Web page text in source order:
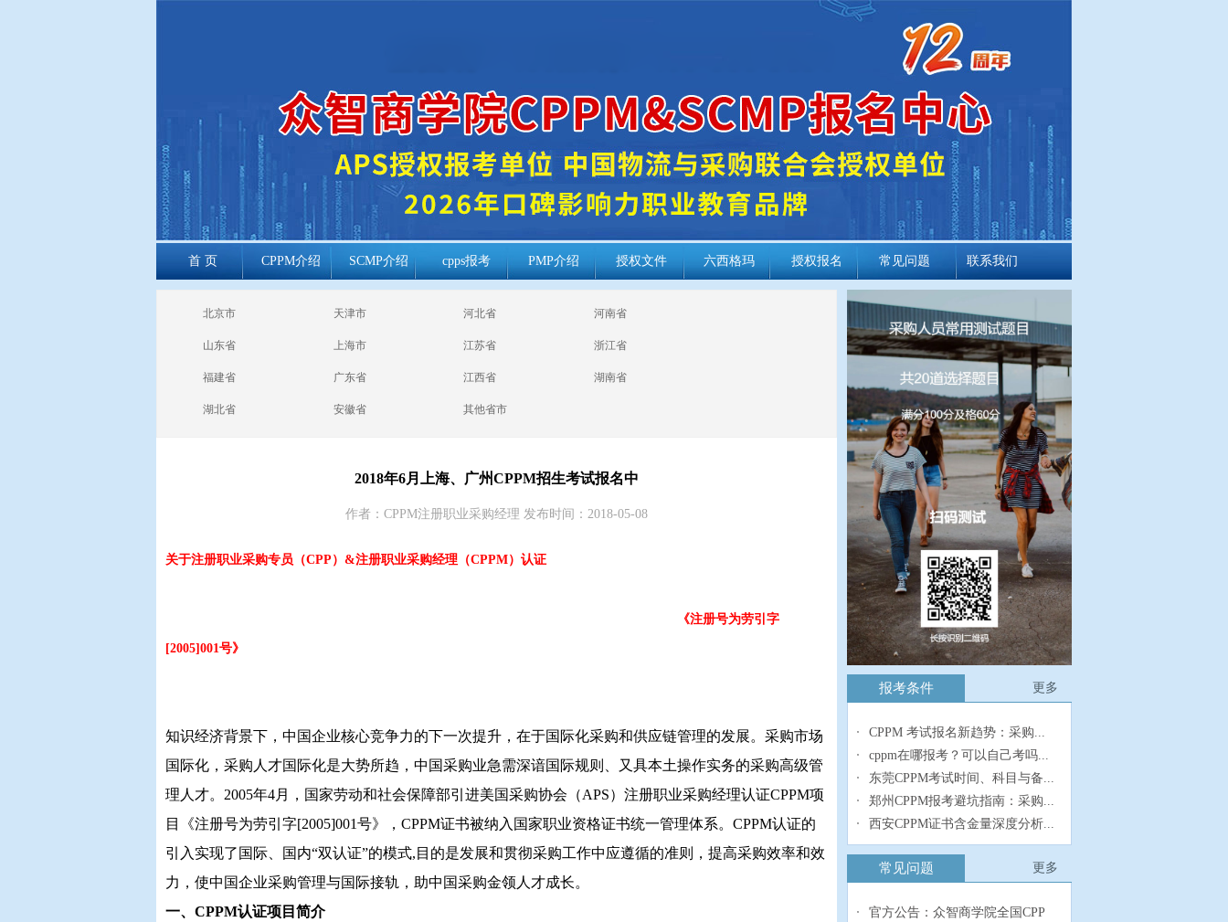
首 页 CPPM介绍 SCMP介绍 cpps报考 PMP介绍 授权文件 六西格玛 授权报名 常见问题 联系我们
cppm报考常见
问题
北京市 天津市 河北省 河南省
山东省 上海市 江苏省 浙江省
福建省 广东省 江西省 湖南省
湖北省 安徽省 其他省市
2018年6月上海、广州CPPM招生考试报名中
作者：CPPM注册职业采购经理 发布时间：2018-05-08
关于注册职业采购专员（CPP）&注册职业采购经理（CPPM）认证
《注册号为劳引字
[2005]001号》
知识经济背景下，中国企业核心竞争力的下一次提升，在于国际化采购和供应链管理的发展。采购市场
国际化，采购人才国际化是大势所趋，中国采购业急需深谙国际规则、又具本土操作实务的采购高级管
理人才。2005年4月，国家劳动和社会保障部引进美国采购协会（APS）注册职业采购经理认证CPPM项
目《注册号为劳引字[2005]001号》，CPPM证书被纳入国家职业资格证书统一管理体系。CPPM认证的
引入实现了国际、国内“双认证”的模式,目的是发展和贯彻采购工作中应遵循的准则，提高采购效率和效
力，使中国企业采购管理与国际接轨，助中国采购金领人才成长。
一、CPPM认证项目简介
更多
报考条件
CPPM 考试报名新趋势：采购...
cppm在哪报考？可以自己考吗...
东莞CPPM考试时间、科目与备...
郑州CPPM报考避坑指南：采购...
西安CPPM证书含金量深度分析...
更多
常见问题
官方公告：众智商学院全国CPP